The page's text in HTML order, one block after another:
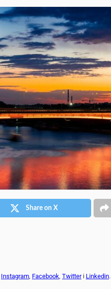
Share on X
Instagram, Facebook, Twitteri Linkedin.